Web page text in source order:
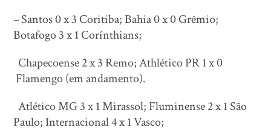
–Santos 0 x 3 Coritiba; Bahia 0 x 0 Grêmio;
Botafogo 3 x 1 Corínthians;
Chapecoense 2 x 3 Remo; Athlético PR 1 x 0
Flamengo (em andamento).
Atlético MG 3 x 1 Mirassol; Fluminense 2 x 1 São
Paulo; Internacional 4 x 1 Vasco;